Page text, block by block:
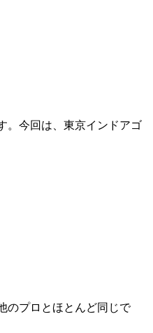
。今回は、東京インドアゴ
のプロとほとんど同じで